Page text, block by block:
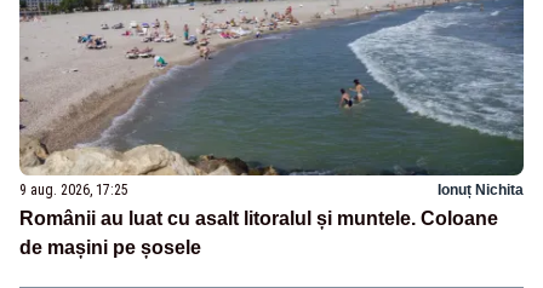
9 aug. 2026, 17:25 Ionuț Nichita
Românii au luat cu asalt litoralul și muntele. Coloane
de mașini pe șosele